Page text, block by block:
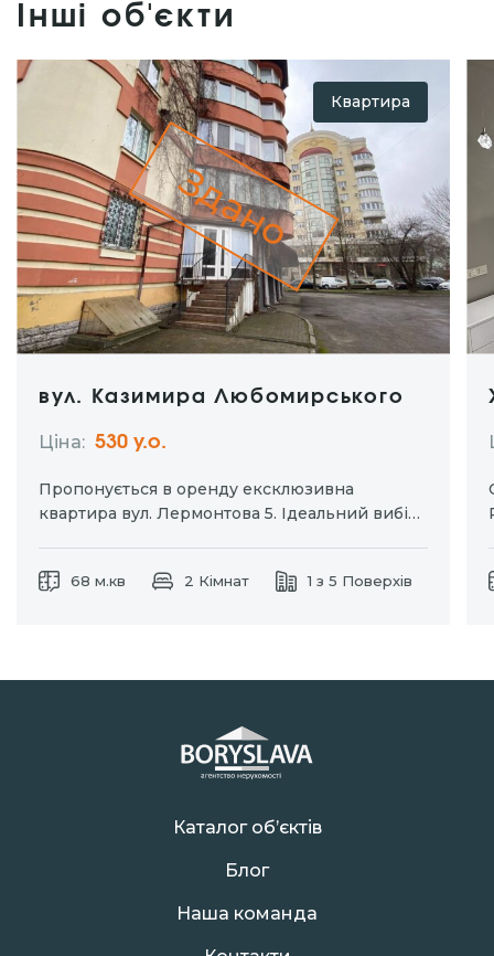
Інші об'єкти
Квартира
Здано
вул. Казимира Любомирського
Ціна: 530 y.о.
Пропонується в оренду ексклюзивна
квартира вул. Лермонтова 5. Ідеальний вибір
затишком власного простору без зайвих
Кухня-студія та…
68 м.кв 2 Кімнат 1 з 5 Поверхів
Каталог об’єктів
Блог
Наша команда